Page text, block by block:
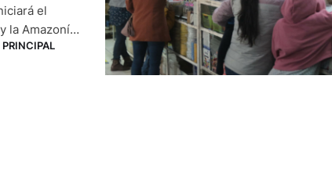
el
la Amazonía.
de
PRINCIPAL